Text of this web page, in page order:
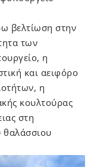
βελτίωση στην
των
η
και αειφόρο
η
κουλτούρας
στη
θαλάσσιου